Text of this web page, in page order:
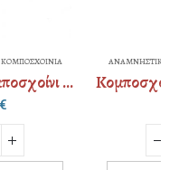
ΑΝΑΜΝΗΣΤΙΚΑ ΔΩΡΑ ΚΟΜΠΟΣΧΟΙΝΙΑ
Κομποσχοίνι κερωμένο ψιλό χρυσοκλωστή / ασημοκλωστή